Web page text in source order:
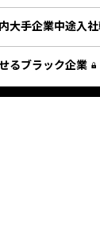
大手企業中途入
るブラック企業